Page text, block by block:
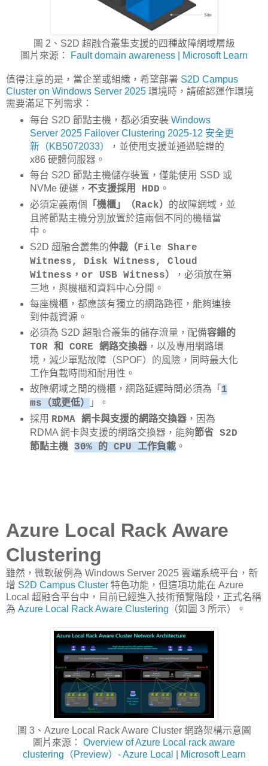
圖 2、S2D 超融合叢集支援的四種故障網域層級
圖片來源：
Fault domain awareness | Microsoft Learn
值得注意的是，當企業或組織，希望部署 S2D Campus
Cluster on Windows Server 2025 環境時，請確認運作環境
需要滿足下列需求：
每台 S2D 節點主機，都必須安裝 Windows
Server 2025 Failover Clustering 2025-12 安全更
新（KB5072033）
，並使用支援並通過驗證的
x86 硬體伺服器。
每台 S2D 節點主機儲存裝置，僅能使用 SSD 或
NVMe 硬碟， 不支援採用 HDD 。
必須定義兩個
「機櫃」（Rack）
的故障網域，並
且將節點主機分別放置於這兩個不同的機櫃當
中。
S2D 超融合叢集的仲裁（File Share
Witness, Disk Witness, Cloud
Witness，or USB Witness）
，必須放在第
三地，與機櫃和資料中心分開。
每座機櫃，都應該有獨立的網路路徑，能夠連接
到仲裁資源。
必須為 S2D 超融合叢集的儲存流量，配備容錯的
TOR 和 CORE 網路交換器，以及專用網路環
境，減少單點故障（SPOF）的風險，同時最大化
工作負載時間和耐用性。
故障網域之間的機櫃，網路延遲時間必須為「 1
ms（或更低）
」。
採用 RDMA 網卡與支援的網路交換器，因為
RDMA 網卡與支援的網路交換器，能夠節省 S2D
節點主機 30% 的 CPU 工作負載。
Azure Local Rack Aware
Clustering
雖然，微軟破例為 Windows Server 2025 雲端系統平台，新
增 S2D Campus Cluster 特色功能，但這項功能在 Azure
Local 超融合平台中，目前已經進入技術預覽階段，正式名稱
為 Azure Local Rack Aware Clustering （如圖 3 所示）。
圖 3、Azure Local Rack Aware Cluster 網路架構示意圖
圖片來源： Overview of Azure Local rack aware
clustering（Preview）- Azure Local | Microsoft Learn